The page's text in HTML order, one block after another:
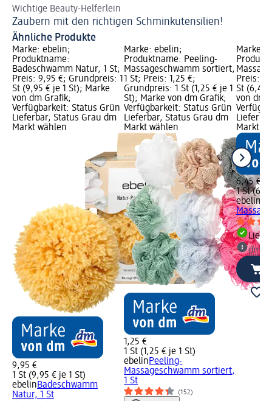
Wichtige Beauty-Helferlein
Zaubern mit den richtigen Schminkutensilien!
Ähnliche Produkte
Marke: ebelin;
Produktname:
Badeschwamm Natur, 1 St;
Preis: 9,95 €; Grundpreis: 1
St (9,95 € je 1 St); Marke
von dm Grafik;
Verfügbarkeit: Status Grün
Lieferbar, Status Grau dm
Markt wählen
9,95 €
1 St (9,95 € je 1 St)
ebelinBadeschwamm
Natur, 1 St
Marke: ebelin;
Produktname: Peeling-
Massageschwamm sortiert,
1 St; Preis: 1,25 €;
Grundpreis: 1 St (1,25 € je 1
St); Marke von dm Grafik;
Verfügbarkeit: Status Grün
Lieferbar, Status Grau dm
Markt wählen
1,25 €
1 St (1,25 € je 1 St)
ebelinPeeling-
Massageschwamm sortiert,
1 St
(152)
Marke:
Preis:
St (6,45
von dm
Markt
6,45 €
1 St
ebelin
dm